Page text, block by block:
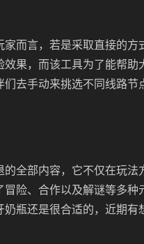
家而言，若是采取直接的
效果，而该工具为了能帮
们去手动来挑选不同线路
的全部内容，它不仅在玩
冒险、合作以及解谜等多
瓶还是很合适的，近期有